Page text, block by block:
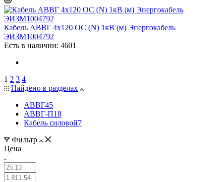
Кабель АВВГ 4х120 ОС (N) 1кВ (м) Энергокабель
ЭИЗМ1004792
Есть в наличии: 4601
1 2 3 4
Найдено в разделах
АВВГ45
АВВГ-П18
Кабель силовой7
Фильтр
Цена